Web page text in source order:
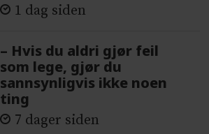
1 dag siden
– Hvis du aldri gjør feil
som lege, gjør du
sannsynligvis ikke noen
ting
7 dager siden